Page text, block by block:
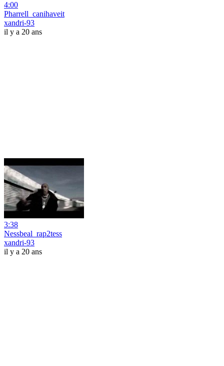
4:00
Pharrell_canihaveit
xandri-93
il y a 20 ans
3:38
Nessbeal_rap2tess
xandri-93
il y a 20 ans